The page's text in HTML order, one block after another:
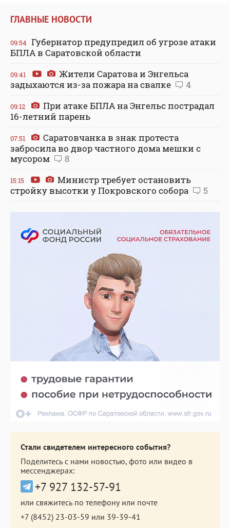
ГЛАВНЫЕ НОВОСТИ
09:54 Губернатор предупредил об угрозе атаки
БПЛА в Саратовской области
09:41
Жители Саратова и Энгельса
задыхаются из-за пожара на свалке
4
09:12
При атаке БПЛА на Энгельс пострадал
16-летний парень
07:51
Саратовчанка в знак протеста
забросила во двор частного дома мешки с
мусором
8
15:15
Министр требует остановить
стройку высотки у Покровского собора
5
Стали свидетелем интересного события?
Поделитесь с нами новостью, фото или видео в
мессенджерах:
+7 927 132-57-91
или свяжитесь по телефону или почте
+7 (8452) 23-03-59 или 39-39-41